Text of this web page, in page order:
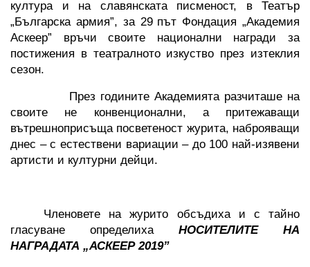
култура и на славянската писменост, в Театър
„Българска армия”, за 29 път Фондация „Академия
Аскеер” връчи своите национални награди за
постижения в театралното изкуство през изтеклия
сезон.
През годините Академията разчиташе на
своите не конвенционални, а притежаващи
вътрешноприсъща посветеност журита, наброяващи
днес – с естествени вариации – до 100 най-изявени
артисти и културни дейци.
Членовете на журито обсъдиха и с тайно
гласуване определиха НОСИТЕЛИТЕ НА
НАГРАДАТА „АСКЕЕР 2019”